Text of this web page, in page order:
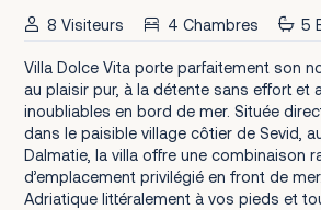
8 Visiteurs 4 Chambres 5
Villa Dolce Vita porte parfaitement son
au plaisir pur, à la détente sans effort et
inoubliables en bord de mer. Située
dans le paisible village côtier de Sevid,
Dalmatie, la villa offre une combinaison
d’emplacement privilégié en front de
Adriatique littéralement à vos pieds et